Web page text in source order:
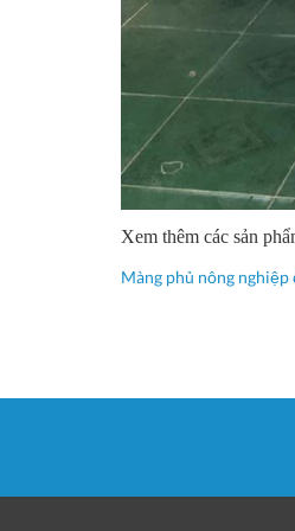
Xem thêm các sản
Màng phủ nông nghiệp